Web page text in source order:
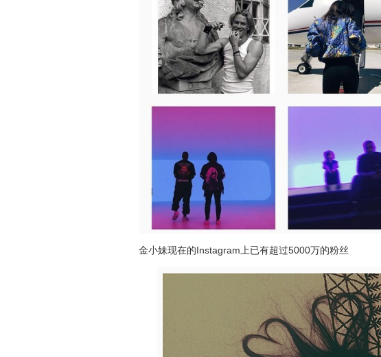
金小妹现在的Instagram上已有超过5000万的粉丝